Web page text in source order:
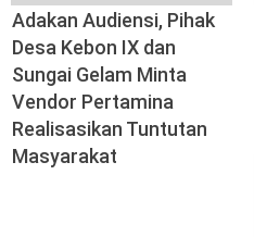
Adakan Audiensi, Pihak
Desa Kebon IX dan
Sungai Gelam Minta
Vendor Pertamina
Realisasikan Tuntutan
Masyarakat